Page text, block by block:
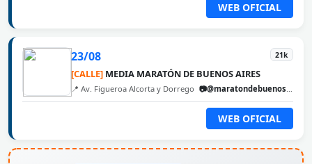
WEB OFICIAL
23/08 21k
[CALLE] MEDIA MARATÓN DE BUENOS AIRES
📍 Av. Figueroa Alcorta y Dorrego 📷@maratondebuenosaires
WEB OFICIAL